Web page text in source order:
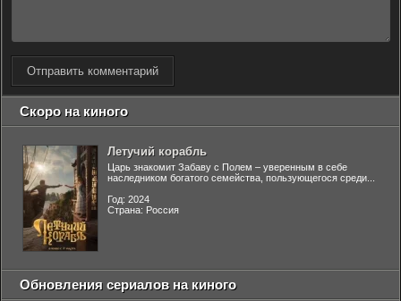
Отправить комментарий
Скоро на киного
Летучий корабль
Царь знакомит Забаву с Полем – уверенным в себе
наследником богатого семейства, пользующегося среди...
Год: 2024
Страна: Россия
Обновления сериалов на киного